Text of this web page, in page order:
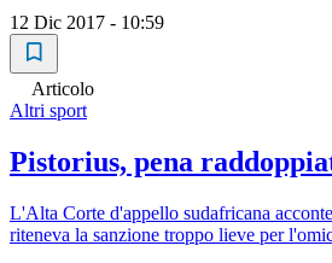
12 Dic 2017 - 10:59
Articolo
Altri sport
Pistorius, pena
L'Alta Corte d'appello sudafricana
riteneva la sanzione troppo lieve per